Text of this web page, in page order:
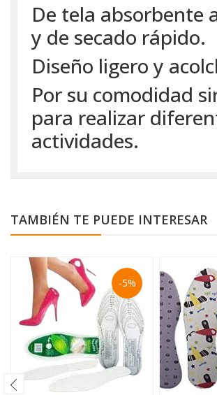
De tela absorbente
y de secado rápido.
Diseño ligero y
Por su comodidad
para realizar
actividades.
TAMBIÉN TE PUEDE INTERESAR
-5%